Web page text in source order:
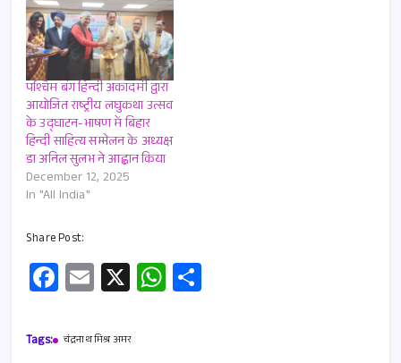
पश्चिम बंग हिन्दी अकादमी द्वारा
आयोजित राष्ट्रीय लघुकथा उत्सव
के उद्घाटन-भाषण में बिहार
हिन्दी साहित्य सम्मेलन के अध्यक्ष
डा अनिल सुलभ ने आह्वान किया
December 12, 2025
In "All India"
Share Post:
Fa
ce
b
E
m
ail
X W
h
Tags: चंद्रनाथ मिश्र अमर